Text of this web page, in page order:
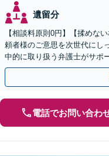
遺留分
【相談料原則0円】【揉めな
頼者様のご意思を次世代にし
中的に取り扱う弁護士がサポ
から遺言執行まで責任を持っ
電話でお問い合わ